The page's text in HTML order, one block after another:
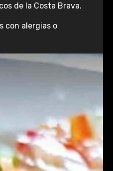
de la Costa Brava.
con alergias o